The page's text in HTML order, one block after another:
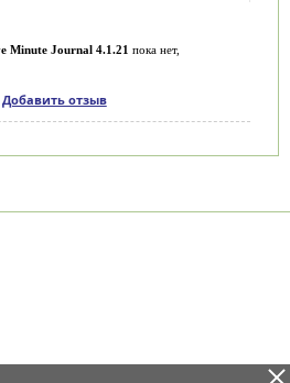
Minute Journal 4.1.21 пока нет,
Добавить отзыв